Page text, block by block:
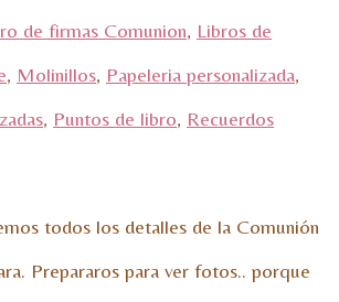
de firmas Comunion, Libros de
, Molinillos, Papeleria personalizada,
, Puntos de libro, Recuerdos
todos los detalles de la Comunión
Prepararos para ver fotos.. porque